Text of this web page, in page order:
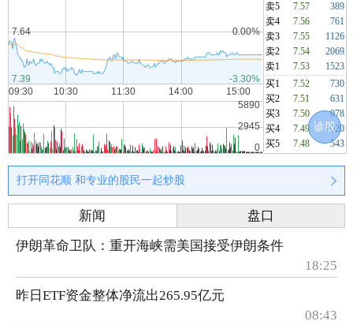
卖5
7.57
389
卖4
7.56
761
卖3
7.55
1126
卖2
7.54
2069
卖1
7.53
1523
买1
7.52
730
买2
7.51
631
买3
7.50
978
买4
7.49
1020
买5
7.48 543
打开同花顺 和专业的股民一起炒股
诊股
新闻
盘口
伊朗革命卫队：重开海峡需美国接受伊朗条件
18:25
昨日ETF资金整体净流出265.95亿元
08:43